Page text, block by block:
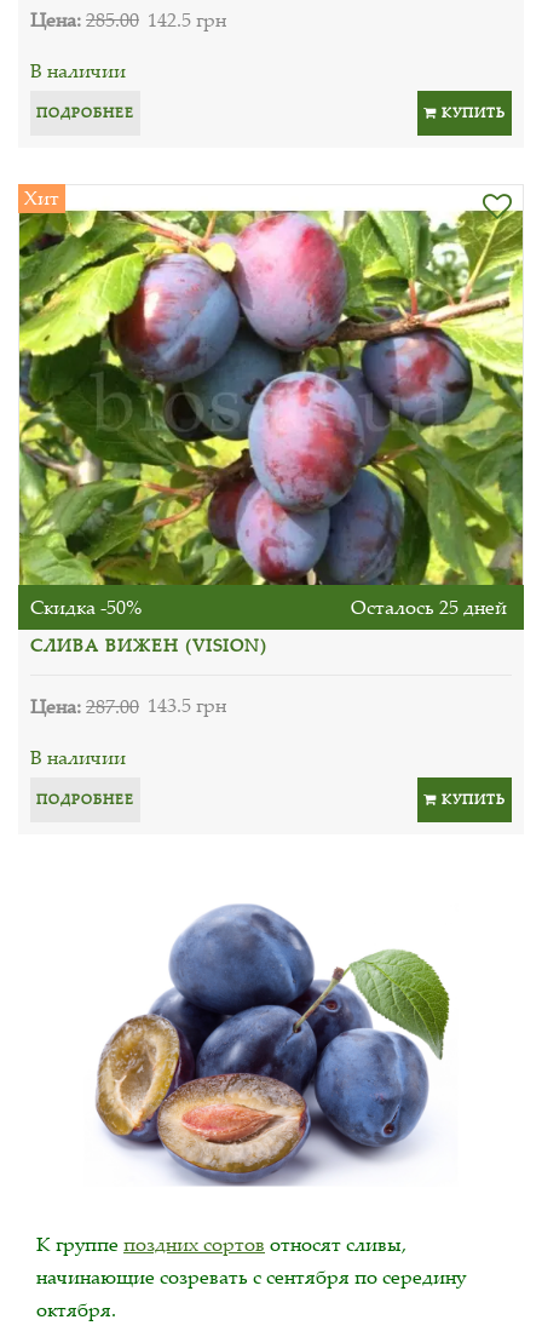
Цена:285.00 142.5 грн
В наличии
ПОДРОБНЕЕ КУПИТЬ
Хит
Скидка -50% Осталось 25 дней
СЛИВА ВИЖЕН (VISION)
Цена:287.00 143.5 грн
В наличии
ПОДРОБНЕЕ КУПИТЬ
К группе поздних сортов относят сливы,
начинающие созревать с сентября по середину
октября.